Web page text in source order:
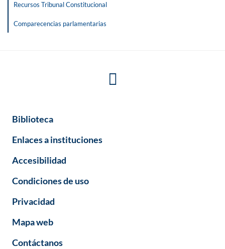
Recursos Tribunal Constitucional
Comparecencias parlamentarias
Biblioteca
Enlaces a instituciones
Accesibilidad
Condiciones de uso
Privacidad
Mapa web
Contáctanos